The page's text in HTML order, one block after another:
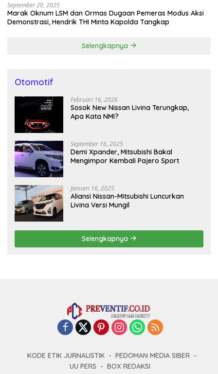
September 20, 2025
Marak Oknum LSM dan Ormas Dugaan Pemeras Modus Aksi
Demonstrasi, Hendrik THI Minta Kapolda Tangkap
Selengkapnya
Otomotif
Februari 16, 2026
Sosok New Nissan Livina Terungkap,
Apa Kata NMI?
September 16, 2025
Demi Xpander, Mitsubishi Bakal
Mengimpor Kembali Pajero Sport
Januari 16, 2025
Aliansi Nissan-Mitsubishi Luncurkan
Livina Versi Mungil
Selengkapnya
KODE ETIK JURNALISTIK
PEDOMAN MEDIA SIBER
UU PERS
BOX REDAKSI